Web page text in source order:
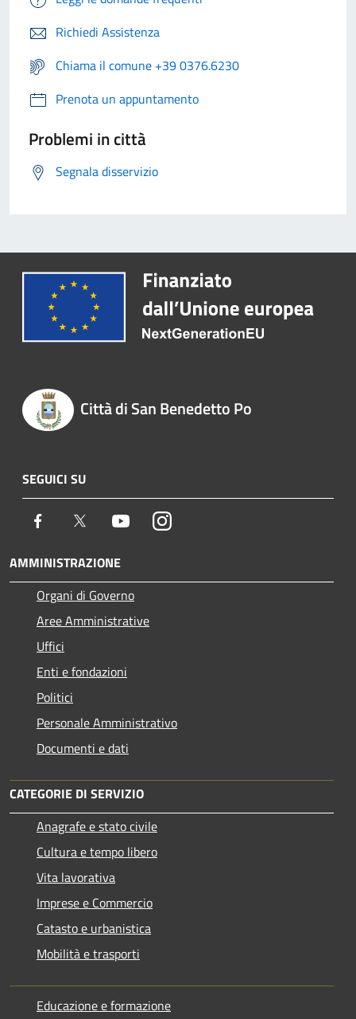
Richiedi Assistenza
Chiama il comune +39 0376.6230
Prenota un appuntamento
Problemi in città
Segnala disservizio
Città di San Benedetto Po
SEGUICI SU
Facebook Twitter YoutubeInstagram
AMMINISTRAZIONE
Organi di Governo
Aree Amministrative
Uffici
Enti e fondazioni
Politici
Personale Amministrativo
Documenti e dati
CATEGORIE DI SERVIZIO
Anagrafe e stato civile
Cultura e tempo libero
Vita lavorativa
Imprese e Commercio
Catasto e urbanistica
Mobilità e trasporti
Educazione e formazione